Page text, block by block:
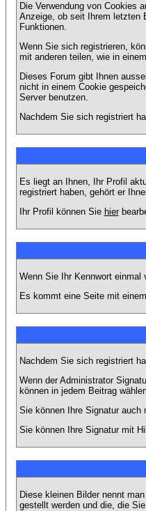
Die Verwendung von Cookies
Anzeige, ob seit Ihrem letzten
Funktionen.
Wenn Sie sich registrieren,
mit anderen teilen, wie in
Dieses Forum gibt Ihnen
nicht in einem Cookie
Server benutzen.
Nachdem Sie sich registriert
Es liegt an Ihnen, Ihr Profil
registriert haben, gehört er
Ihr Profil können Sie hier
Wenn Sie Ihr Kennwort
Es kommt eine Seite mit
Nachdem Sie sich registriert
Wenn der Administrator
können in jedem Beitrag
Sie können Ihre Signatur auch
Sie können Ihre Signatur mit
Diese kleinen Bilder nennt man
gestellt werden und die, die